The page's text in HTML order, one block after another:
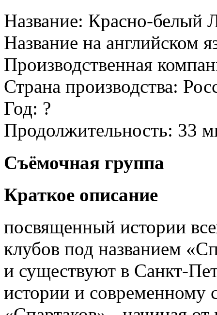
Название: Красно-белый
Название на английском
Производственная
Страна производства:
Год: ?
Продолжительность: 33
Съёмочная группа
Краткое описание
посвященный истории
клубов под названием
и существуют в Санкт-
истории и современному